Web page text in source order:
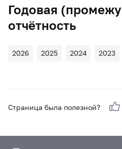
Годовая
отчётность
2026 2025 2024 2023
Страница была полезной?